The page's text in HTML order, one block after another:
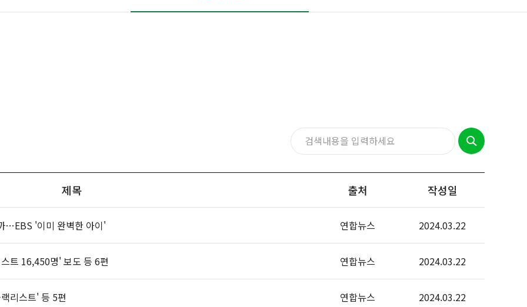
제목 출처 작성일
…EBS '이미 완벽한 아이' 연합뉴스 2024.03.22
트 16,450명' 보도 등 6편 연합뉴스 2024.03.22
리스트' 등 5편 연합뉴스 2024.03.22